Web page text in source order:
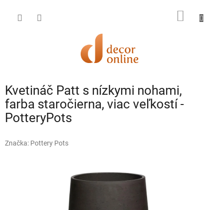
obsah
Kvetináč Patt s nízkymi nohami,
farba staročierna, viac veľkostí -
PotteryPots
Značka: Pottery Pots